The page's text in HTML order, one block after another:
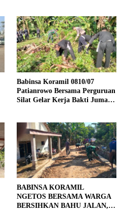
Babinsa Koramil 0810/07
Patianrowo Bersama Perguruan
Silat Gelar Kerja Bakti Jumat
BABINSA KORAMIL
NGETOS BERSAMA WARGA
BERSIHKAN BAHU JALAN,